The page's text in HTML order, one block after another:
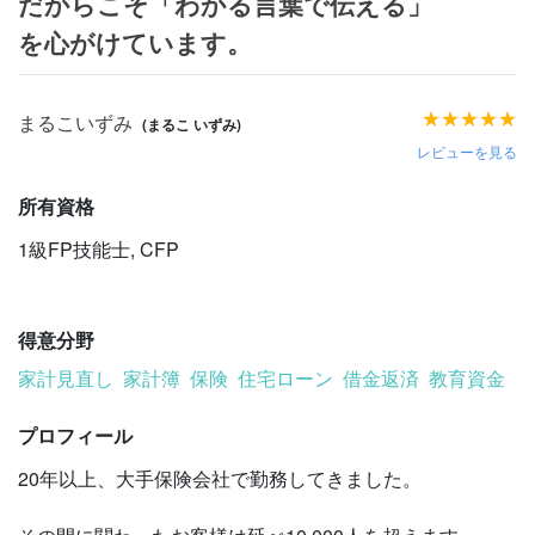
を心がけています。
まるこいずみ (まるこ いずみ) ★
★
★
★
★
レビューを見る
所有資格
1級FP技能士, CFP
得意分野
家計見直し 家計簿 保険 住宅ローン 借金返済 教育資金
プロフィール
20年以上、大手保険会社で勤務してきました。